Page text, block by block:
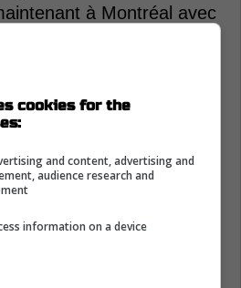
à Montréal avec
électrique attend les
Bell
a maintenu une solide
la saison régulière,
le Centre Bell en
représente une
différente.
cookies for the
and content, advertising and
audience research and
information on a device